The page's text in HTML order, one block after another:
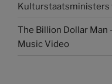
Kulturstaatsministers
The Billion Dollar Man
Music Video